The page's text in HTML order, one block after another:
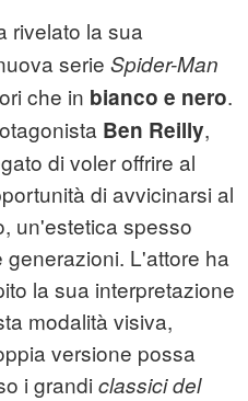
rivelato la sua
serie Spider-Man
che in bianco e nero.
Ben Reilly,
di voler offrire al
di avvicinarsi al
un'estetica spesso
L'attore ha
la sua interpretazione
modalità visiva,
versione possa
i grandi classici del